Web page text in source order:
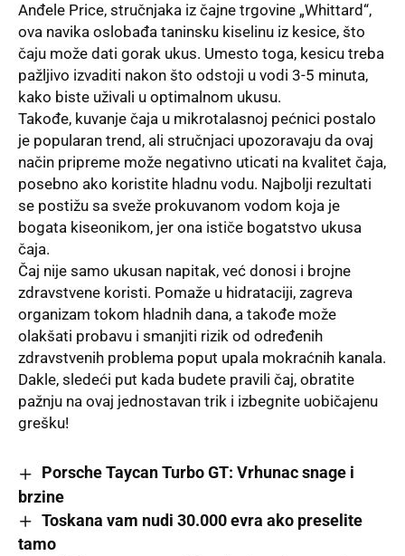
Anđele Price, stručnjaka iz čajne trgovine „Whittard“,
ova navika oslobađa taninsku kiselinu iz kesice, što
čaju može dati gorak ukus. Umesto toga, kesicu treba
pažljivo izvaditi nakon što odstoji u vodi 3-5 minuta,
kako biste uživali u optimalnom ukusu.
Takođe, kuvanje čaja u mikrotalasnoj pećnici postalo
je popularan trend, ali stručnjaci upozoravaju da ovaj
način pripreme može negativno uticati na kvalitet čaja,
posebno ako koristite hladnu vodu. Najbolji rezultati
se postižu sa sveže prokuvanom vodom koja je
bogata kiseonikom, jer ona ističe bogatstvo ukusa
čaja.
Čaj nije samo ukusan napitak, već donosi i brojne
zdravstvene koristi. Pomaže u hidrataciji, zagreva
organizam tokom hladnih dana, a takođe može
olakšati probavu i smanjiti rizik od određenih
zdravstvenih problema poput upala mokraćnih kanala.
Dakle, sledeći put kada budete pravili čaj, obratite
pažnju na ovaj jednostavan trik i izbegnite uobičajenu
grešku!
Porsche Taycan Turbo GT: Vrhunac snage i
brzine
Toskana vam nudi 30.000 evra ako preselite
tamo